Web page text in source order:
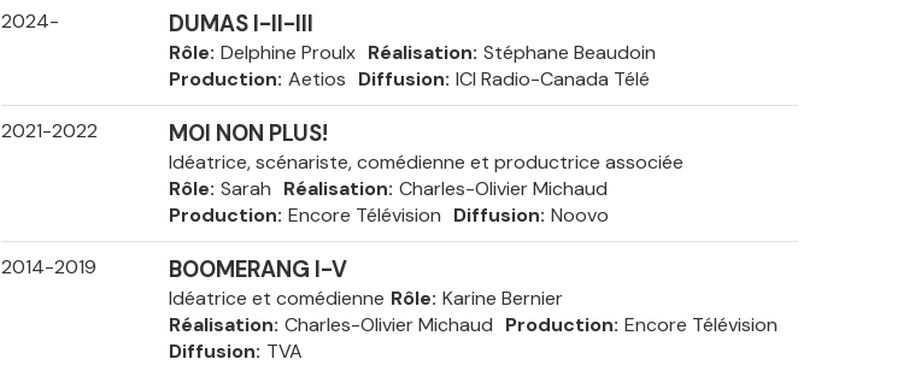
2024- DUMAS I-II-III
Rôle Delphine Proulx Réalisation Stéphane Beaudoin
Production Aetios Diffusion ICI Radio-Canada Télé
2021-2022 MOI NON PLUS!
Idéatrice, scénariste, comédienne et productrice associée
Rôle Sarah Réalisation Charles-Olivier Michaud
Production Encore Télévision Diffusion Noovo
2014-2019 BOOMERANG I-V
Idéatrice et comédienne Rôle Karine Bernier
Réalisation Charles-Olivier Michaud Production Encore Télévision
Diffusion TVA